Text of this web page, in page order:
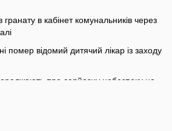
гранату в кабінет комунальників через
помер відомий дитячий лікар із заходу
про серйозну небезпеку на